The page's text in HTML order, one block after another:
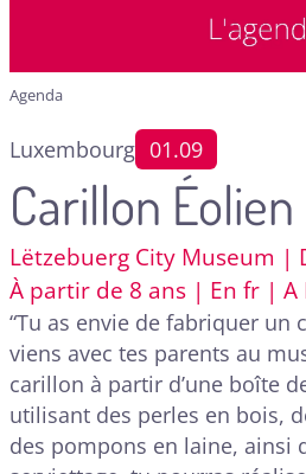
Agenda
Luxembourg 01.09
Carillon Éolien
Lëtzebuerg City Museum |
À partir de 8 ans | En fr | A
“Tu as envie de fabriquer un
viens avec tes parents au
carillon à partir d’une boîte
utilisant des perles en bois,
des pompons en laine, ainsi